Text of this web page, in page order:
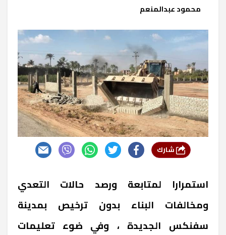
محمود عبدالمنعم
استمرارا لمتابعة ورصد حالات التعدي
ومخالفات البناء بدون ترخيص بمدينة
سفنكس الجديدة ، وفي ضوء تعليمات